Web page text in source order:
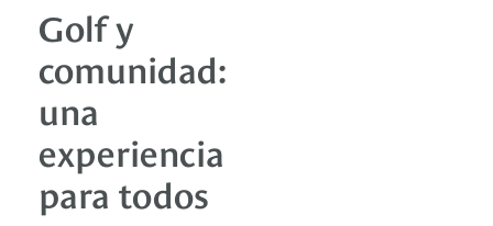
Golf y
comunidad:
una
experiencia
para todos